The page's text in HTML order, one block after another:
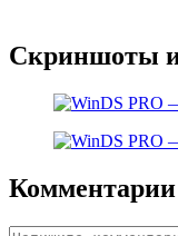
Скриншоты
Комментарии